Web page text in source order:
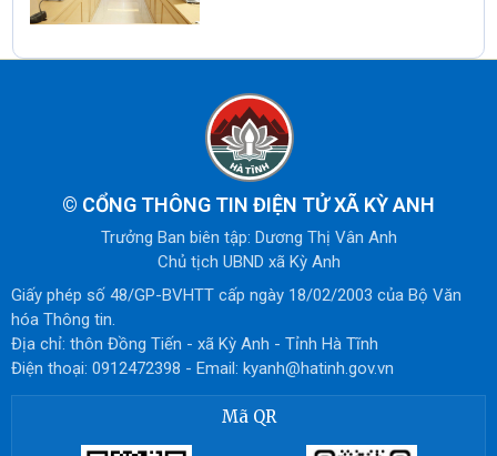
© CỔNG THÔNG TIN ĐIỆN TỬ XÃ KỲ ANH
Trưởng Ban biên tập: Dương Thị Vân Anh
Chủ tịch UBND xã Kỳ Anh
Giấy phép số 48/GP-BVHTT cấp ngày 18/02/2003 của Bộ Văn
hóa Thông tin.
Địa chỉ: thôn Đồng Tiến - xã Kỳ Anh - Tỉnh Hà Tĩnh
Điện thoại: 0912472398 - Email: kyanh@hatinh.gov.vn
Mã QR